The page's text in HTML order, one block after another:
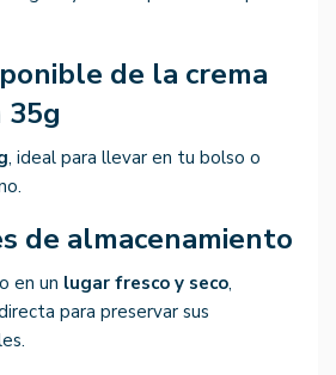
de la crema
, ideal para llevar en tu bolso o
de almacenamiento
en un lugar fresco y seco,
para preservar sus